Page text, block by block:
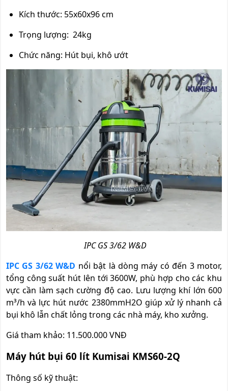
Kích thước: 55x60x96 cm
Trọng lượng: 24kg
Chức năng: Hút bụi, khô ướt
IPC GS 3/62 W&D
IPC GS 3/62 W&D nổi bật là dòng máy có đến 3 motor,
tổng công suất hút lên tới 3600W, phù hợp cho các khu
vực cần làm sạch cường độ cao. Lưu lượng khí lớn 600
m³/h và lực hút nước 2380mmH2O giúp xử lý nhanh cả
bụi khô lẫn chất lỏng trong các nhà máy, kho xưởng.
Giá tham khảo: 11.500.000 VNĐ
Máy hút bụi 60 lít Kumisai KMS60-2Q
Thông số kỹ thuật: